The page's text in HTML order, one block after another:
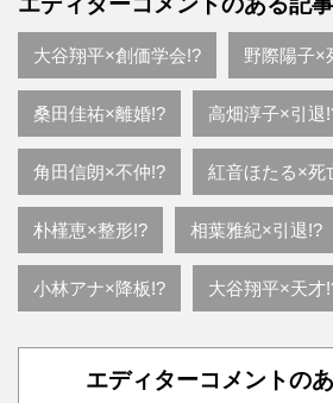
大谷翔平×創価学会!? 野際陽子×
桑田佳祐×離婚!? 高畑淳子×引退
角田信朗×不仲!? 紅音ほたる×死
朴槿恵×整形!? 相葉雅紀×引退!?
小林アナ×降板!? 大谷翔平×天才
エディターコメントの